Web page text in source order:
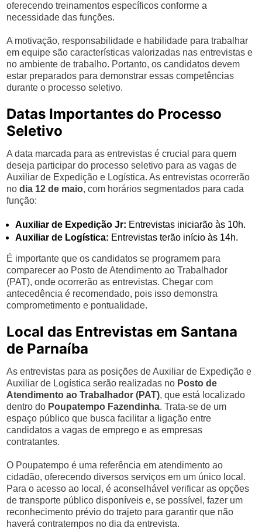
oferecendo treinamentos específicos conforme a
necessidade das funções.
A motivação, responsabilidade e habilidade para trabalhar
em equipe são características valorizadas nas entrevistas e
no ambiente de trabalho. Portanto, os candidatos devem
estar preparados para demonstrar essas competências
durante o processo seletivo.
Datas Importantes do Processo
Seletivo
A data marcada para as entrevistas é crucial para quem
deseja participar do processo seletivo para as vagas de
Auxiliar de Expedição e Logística. As entrevistas ocorrerão
nodia 12 de maio, com horários segmentados para cada
função:
Auxiliar de Expedição Jr: Entrevistas iniciarão às 10h.
Auxiliar de Logística: Entrevistas terão início às 14h.
É importante que os candidatos se programem para
comparecer ao Posto de Atendimento ao Trabalhador
(PAT), onde ocorrerão as entrevistas. Chegar com
antecedência é recomendado, pois isso demonstra
comprometimento e pontualidade.
Local das Entrevistas em Santana
de Parnaíba
As entrevistas para as posições de Auxiliar de Expedição e
Auxiliar de Logística serão realizadas no Posto de
Atendimento ao Trabalhador (PAT), que está localizado
dentro do Poupatempo Fazendinha. Trata-se de um
espaço público que busca facilitar a ligação entre
candidatos a vagas de emprego e as empresas
contratantes.
O Poupatempo é uma referência em atendimento ao
cidadão, oferecendo diversos serviços em um único local.
Para o acesso ao local, é aconselhável verificar as opções
de transporte público disponíveis e, se possível, fazer um
reconhecimento prévio do trajeto para garantir que não
haverá contratempos no dia da entrevista.